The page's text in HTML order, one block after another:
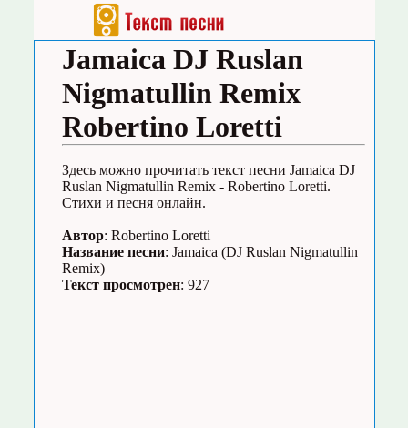
Jamaica DJ Ruslan
Nigmatullin Remix
Robertino Loretti
Здесь можно прочитать текст песни Jamaica DJ
Ruslan Nigmatullin Remix - Robertino Loretti.
Стихи и песня онлайн.
Автор: Robertino Loretti
Название песни: Jamaica (DJ Ruslan Nigmatullin
Remix)
Текст просмотрен: 927